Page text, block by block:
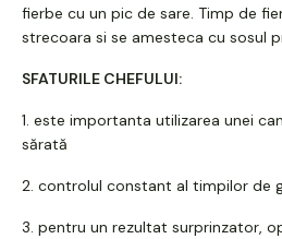
fierbe cu un pic de sare. Timp de
strecoara si se amesteca cu sosul
SFATURILE CHEFULUI:
1. este importanta utilizarea unei
sărată
2. controlul constant al timpilor de
3. pentru un rezultat surprinzator,